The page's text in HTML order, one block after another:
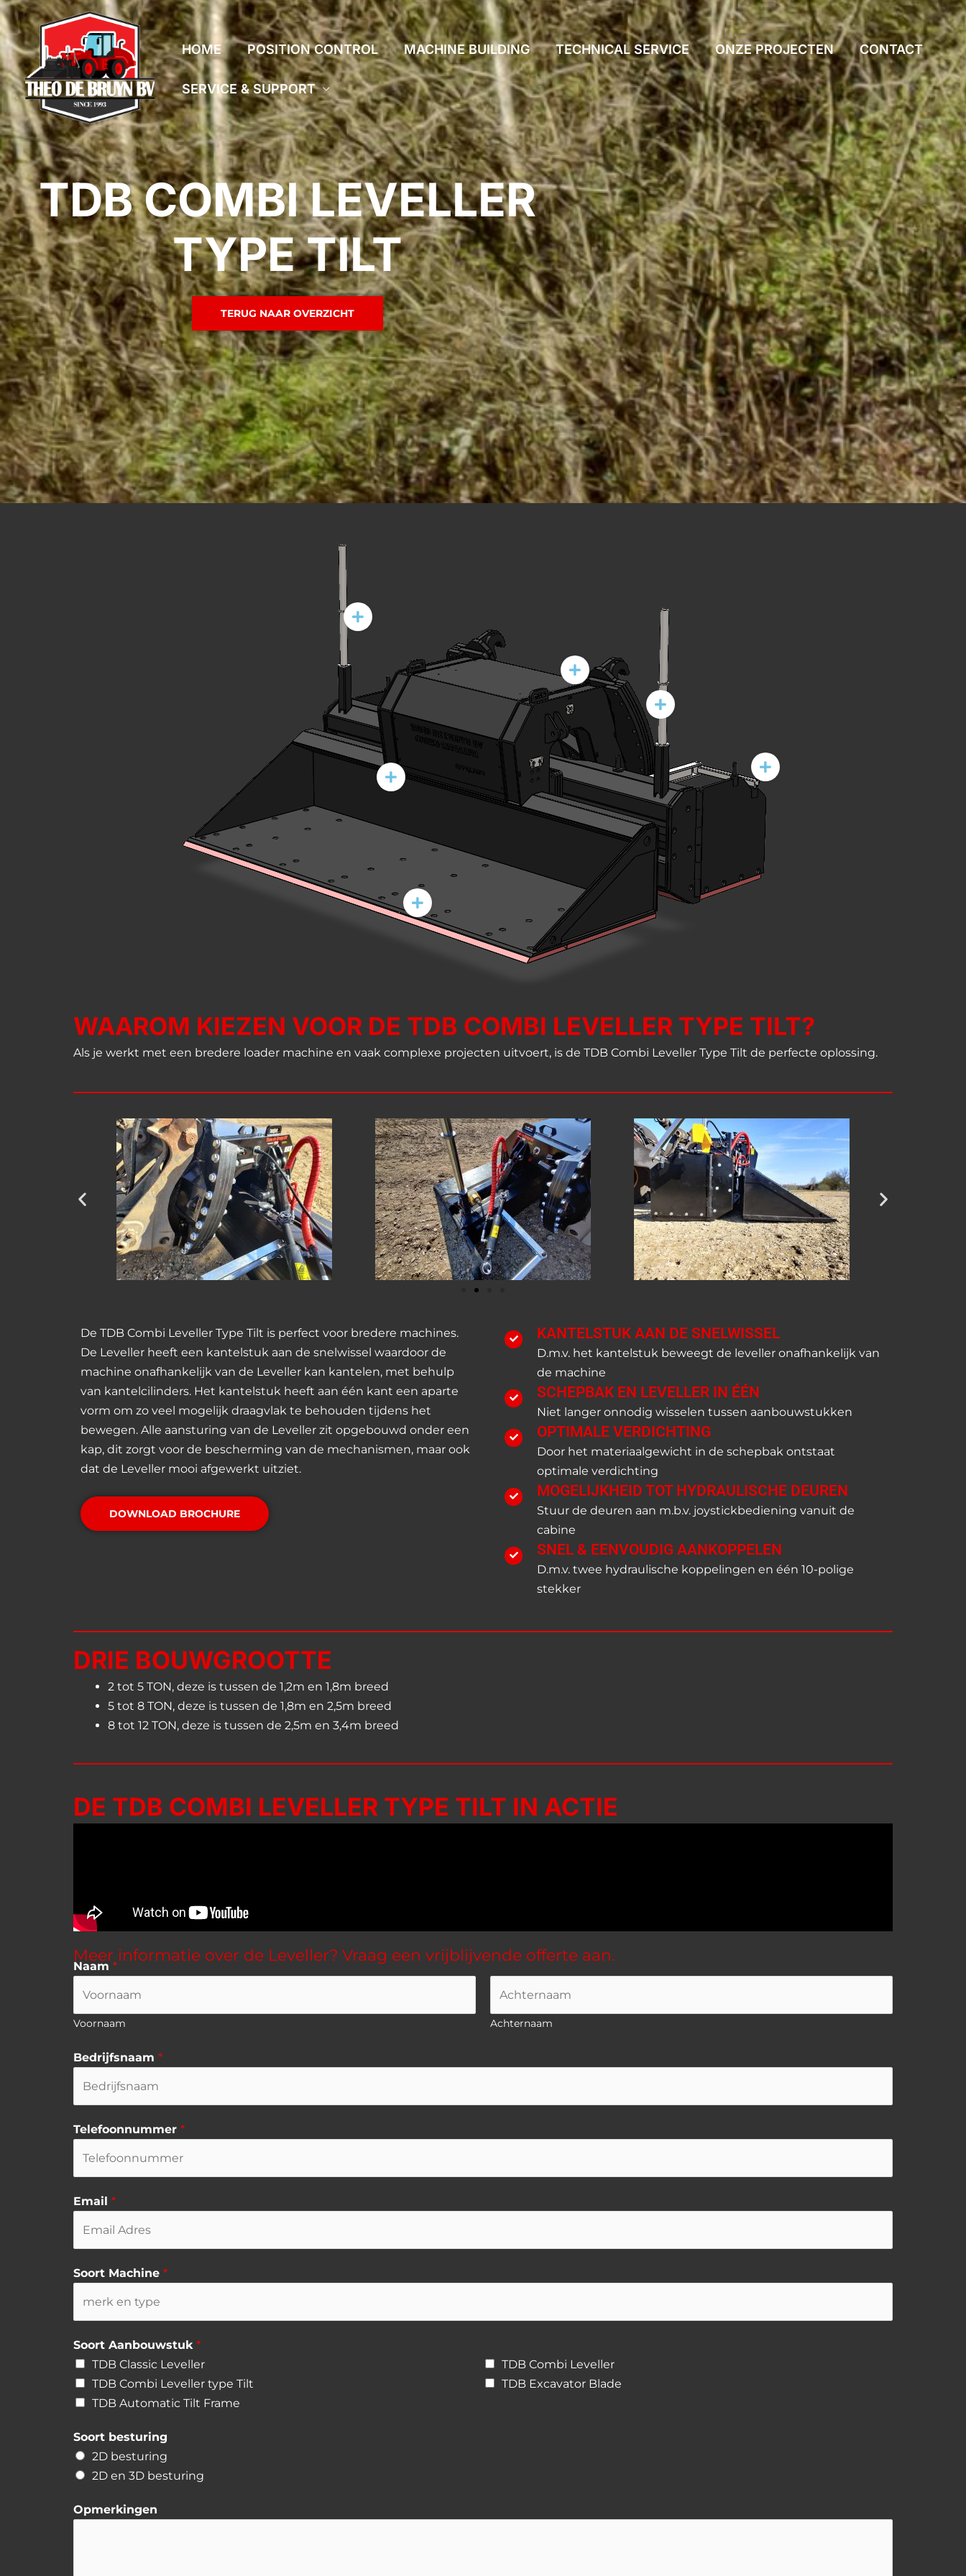
HOME POSITION CONTROL MACHINE BUILDING TECHNICAL SERVICE ONZE PROJECTEN CONTACT
SERVICE & SUPPORT
TDB COMBI LEVELLER
TYPE TILT
TERUG NAAR OVERZICHT
WAAROM KIEZEN VOOR DE TDB COMBI LEVELLER TYPE TILT?
Als je werkt met een bredere loader machine en vaak complexe projecten uitvoert, is de TDB Combi Leveller Type Tilt de perfecte oplossing.
De TDB Combi Leveller Type Tilt is perfect voor bredere machines.
De Leveller heeft een kantelstuk aan de snelwissel waardoor de
machine onafhankelijk van de Leveller kan kantelen, met behulp
van kantelcilinders. Het kantelstuk heeft aan één kant een aparte
vorm om zo veel mogelijk draagvlak te behouden tijdens het
bewegen. Alle aansturing van de Leveller zit opgebouwd onder een
kap, dit zorgt voor de bescherming van de mechanismen, maar ook
dat de Leveller mooi afgewerkt uitziet.
DOWNLOAD BROCHURE
KANTELSTUK AAN DE SNELWISSEL
D.m.v. het kantelstuk beweegt de leveller onafhankelijk van
de machine
SCHEPBAK EN LEVELLER IN ÉÉN
Niet langer onnodig wisselen tussen aanbouwstukken
OPTIMALE VERDICHTING
Door het materiaalgewicht in de schepbak ontstaat
optimale verdichting
MOGELIJKHEID TOT HYDRAULISCHE DEUREN
Stuur de deuren aan m.b.v. joystickbediening vanuit de
cabine
SNEL & EENVOUDIG AANKOPPELEN
D.m.v. twee hydraulische koppelingen en één 10-polige
stekker
DRIE BOUWGROOTTE
2 tot 5 TON, deze is tussen de 1,2m en 1,8m breed
5 tot 8 TON, deze is tussen de 1,8m en 2,5m breed
8 tot 12 TON, deze is tussen de 2,5m en 3,4m breed
DE TDB COMBI LEVELLER TYPE TILT IN ACTIE
Meer informatie over de Leveller? Vraag een vrijblijvende offerte aan.
Naam *
Voornaam Achternaam
Bedrijfsnaam *
Telefoonnummer *
Email *
Soort Machine *
Soort Aanbouwstuk *
TDB Classic Leveller
TDB Combi Leveller
TDB Combi Leveller type Tilt
TDB Excavator Blade
TDB Automatic Tilt Frame
Soort besturing
2D besturing
2D en 3D besturing
Opmerkingen